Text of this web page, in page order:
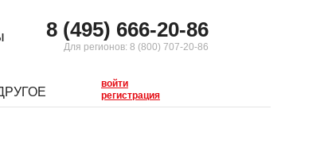
8 (495) 666-20-86
Для регионов: 8 (800) 707-20-86
войти
регистрация